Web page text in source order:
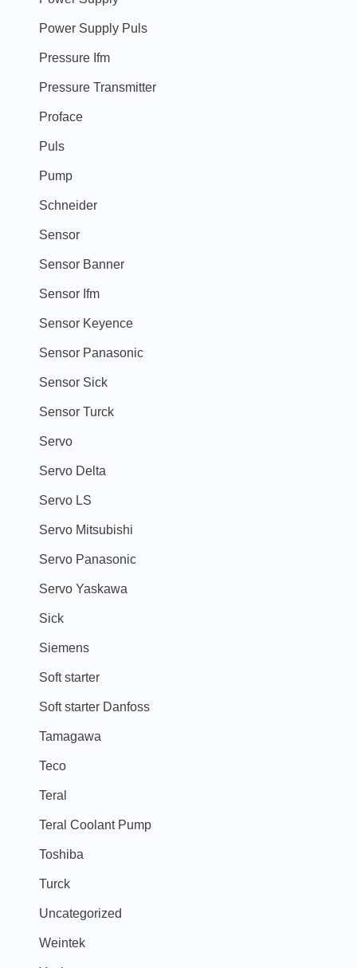
Power Supply Puls
Pressure Ifm
Pressure Transmitter
Proface
Puls
Pump
Schneider
Sensor
Sensor Banner
Sensor Ifm
Sensor Keyence
Sensor Panasonic
Sensor Sick
Sensor Turck
Servo
Servo Delta
Servo LS
Servo Mitsubishi
Servo Panasonic
Servo Yaskawa
Sick
Siemens
Soft starter
Soft starter Danfoss
Tamagawa
Teco
Teral
Teral Coolant Pump
Toshiba
Turck
Uncategorized
Weintek